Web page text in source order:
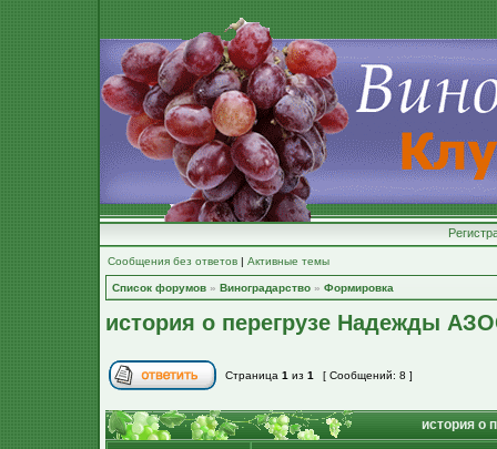
Сообщения без ответов | Активные темы
Список форумов » Виноградарство » Формировка
история о перегрузе Надежды
Страница 1 из 1 [ Сообщений: 8 ]
история о